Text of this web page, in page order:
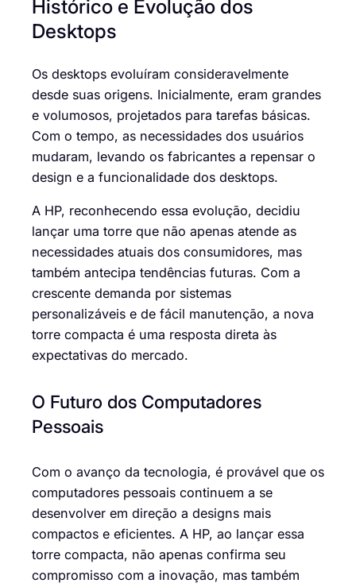
Histórico e Evolução dos
Desktops
Os desktops evoluíram consideravelmente
desde suas origens. Inicialmente, eram grandes
e volumosos, projetados para tarefas básicas.
Com o tempo, as necessidades dos usuários
mudaram, levando os fabricantes a repensar o
design e a funcionalidade dos desktops.
A HP, reconhecendo essa evolução, decidiu
lançar uma torre que não apenas atende as
necessidades atuais dos consumidores, mas
também antecipa tendências futuras. Com a
crescente demanda por sistemas
personalizáveis e de fácil manutenção, a nova
torre compacta é uma resposta direta às
expectativas do mercado.
O Futuro dos Computadores
Pessoais
Com o avanço da tecnologia, é provável que os
computadores pessoais continuem a se
desenvolver em direção a designs mais
compactos e eficientes. A HP, ao lançar essa
torre compacta, não apenas confirma seu
compromisso com a inovação, mas também